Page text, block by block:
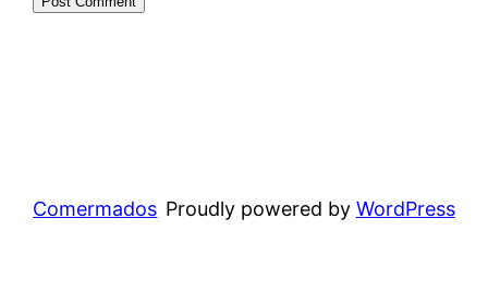
Comermados Proudly powered by WordPress